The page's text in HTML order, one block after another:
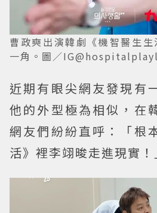
曹政奭出演韓劇《機智醫生
一角。圖／
近期有眼尖網友發現有
他的外型極為相似，在
網友們紛紛直呼：「根
活》裡李翊晙走進現實！